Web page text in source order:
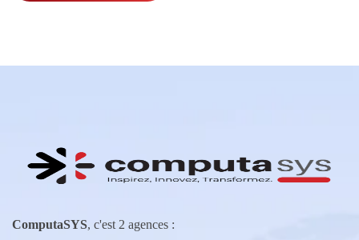
ComputaSYS, c'est 2 agences :